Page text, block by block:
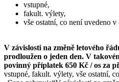
vstupné,
fakult. výlety,
vše ostatní, co není uvedeno
V závislosti na změně letového
prodloužen o jeden den. V
povinný příplatek 650 Kč / os za
vstupné, fakult. výlety, vše ostatní,